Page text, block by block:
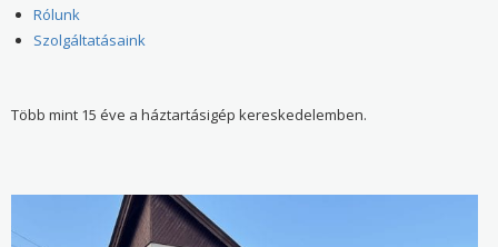
Rólunk
Szolgáltatásaink
Több mint 15 éve a háztartásigép kereskedelemben.